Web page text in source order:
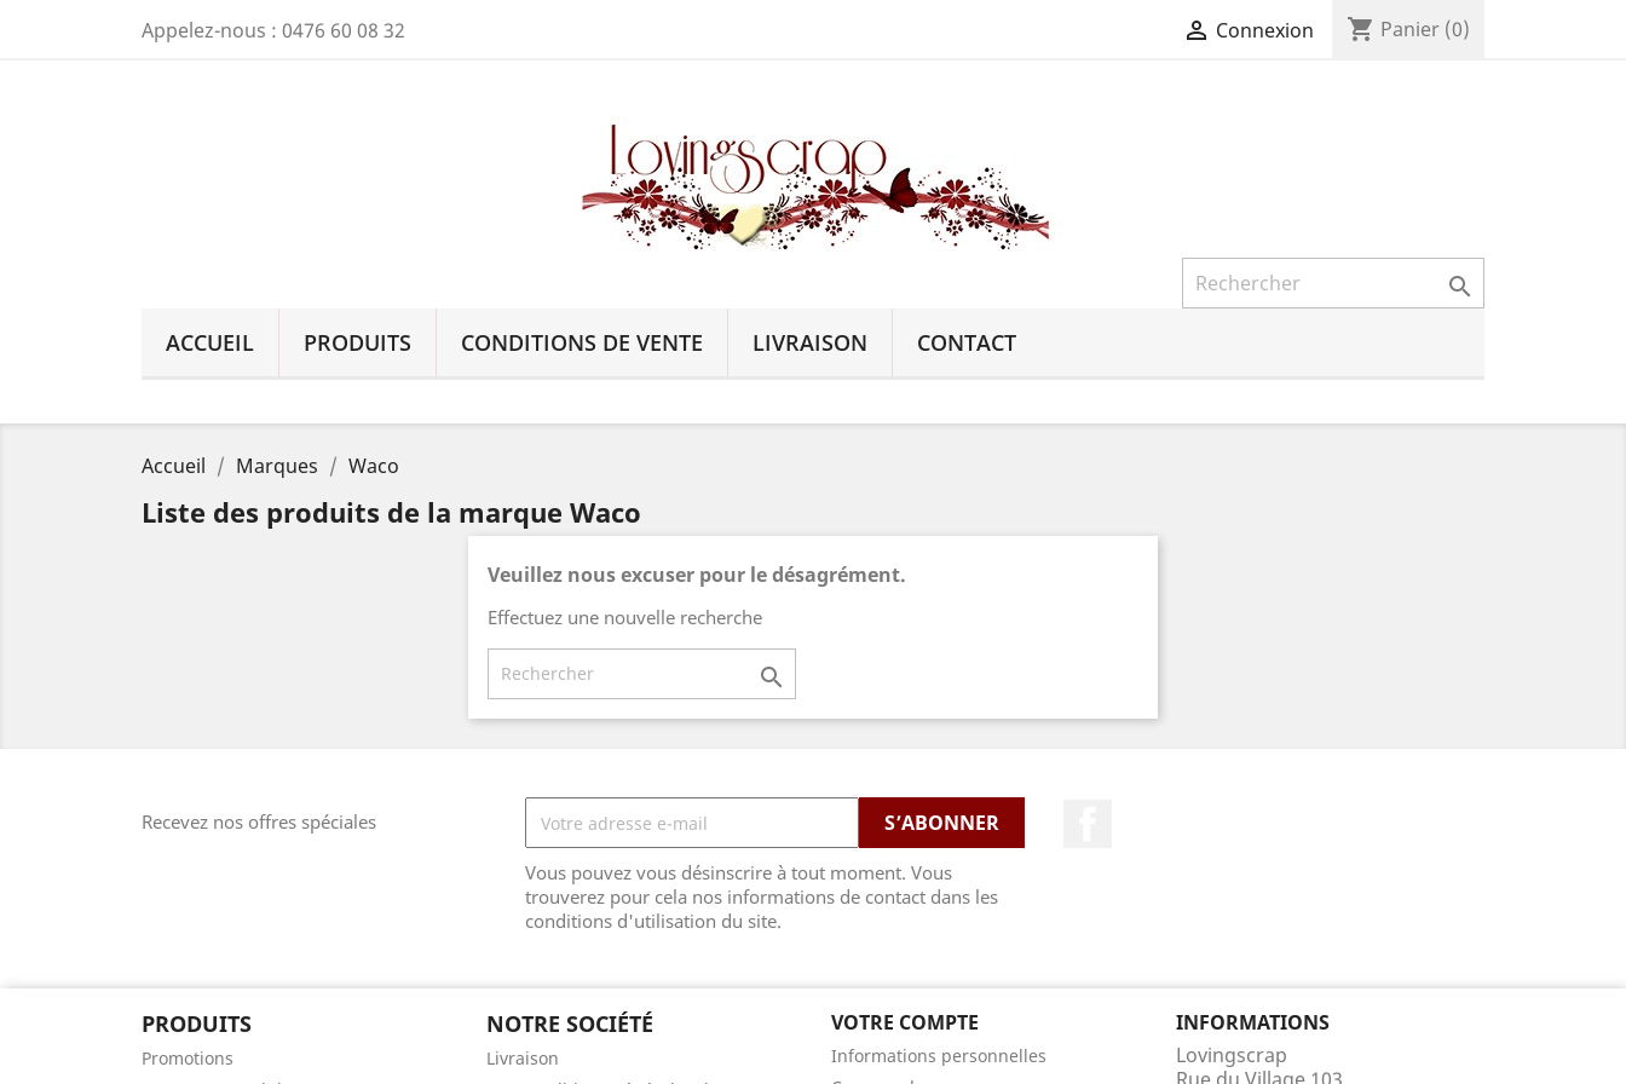
Appelez-nous : 0476 60 08 32  Connexion shopping_cart Panier (0)

ACCUEIL
PRODUITS CONDITIONS DE VENTE LIVRAISON CONTACT
Accueil Marques Waco
Liste des produits de la marque Waco
Veuillez nous excuser pour le désagrément.
Effectuez une nouvelle recherche

Recevez nos offres spéciales
Vous pouvez vous désinscrire à tout moment. Vous
trouverez pour cela nos informations de contact dans les
conditions d'utilisation du site.
PRODUITS
Promotions
NOTRE SOCIÉTÉ
Livraison
VOTRE COMPTE
Informations personnelles
INFORMATIONS
Lovingscrap